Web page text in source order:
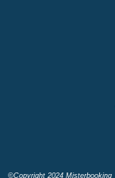
©Copyright 2024 Misterbooking